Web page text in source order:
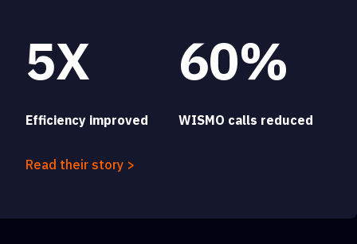
5X
Efficiency improved
60%
WISMO calls reduced
Read their story >